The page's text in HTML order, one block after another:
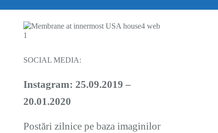
SOCIAL MEDIA:
Instagram: 25.09.2019 –
20.01.2020
Postări zilnice pe baza imaginilor